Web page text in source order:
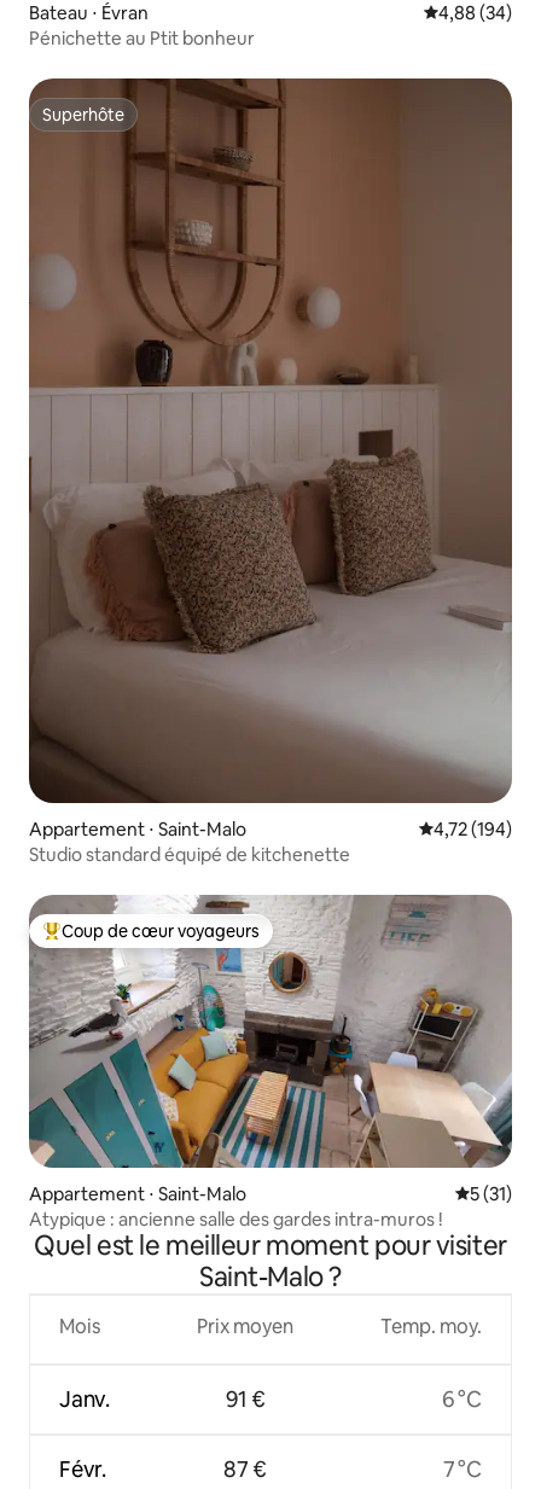
Bateau ⋅ Évran Évaluation
4,88 (34)
Pénichette au Ptit bonheur
Superhôte
Superhôte
Appartement ⋅ Saint-Malo Évaluation
4,72 (194)
Studio standard équipé de kitchenette
Coups de cœur voyageurs les plus appréciés
Coup de cœur voyageurs
Appartement ⋅ Saint-Malo
5 (31)
Atypique : ancienne salle des gardes intra-muros !
Quel est le meilleur moment pour visiter
Saint-Malo ?
Mois
Janv.
Févr.
Prix moyen
91 €
87 €
Temp. moy.
6 °C
7 °C